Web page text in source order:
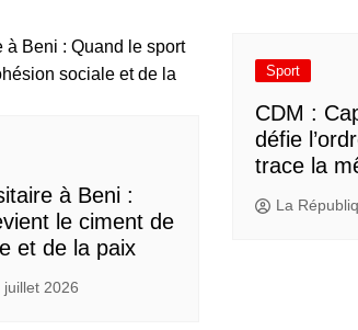
à Beni :
le ciment de
et de la paix
juillet 2026
Sport
CDM :
défie
trace la
La